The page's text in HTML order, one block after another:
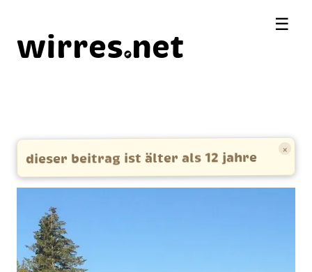
wirres net
×
dieser beitrag ist älter als 12 jahre
☰